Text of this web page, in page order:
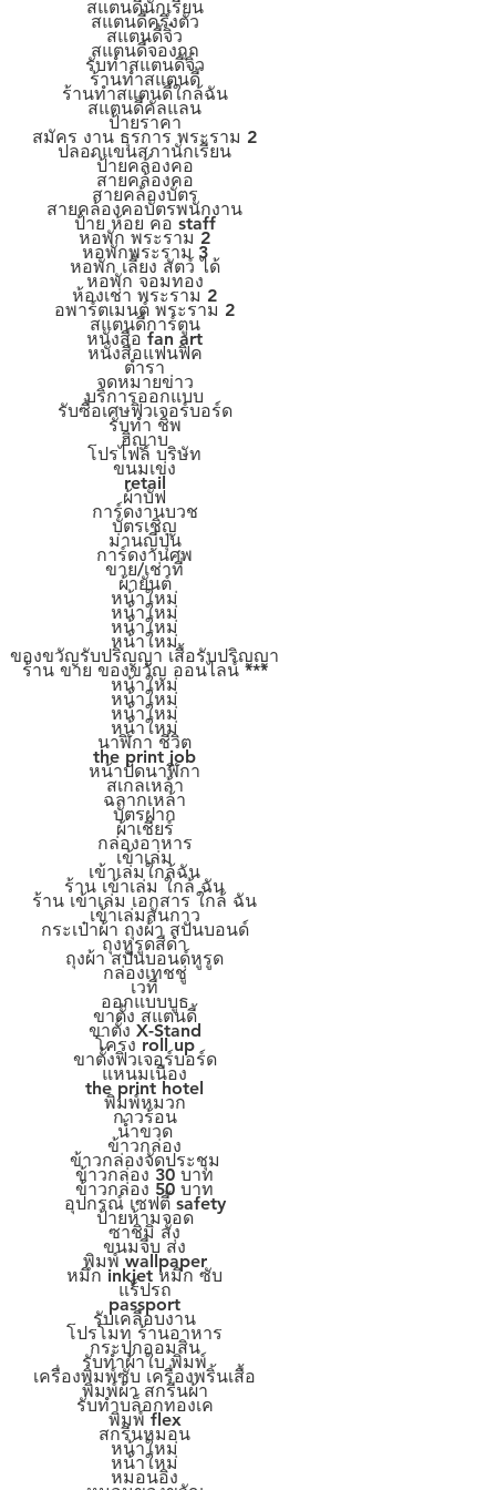
สแตนดี้นักเรียน
สแตนดี้ครึ่งตัว
สแตนดี้จิ๋ว
สแตนดี้จองกุก
รับทำสแตนดี้จิ๋ว
ร้านทำสแตนดี้
ร้านทำสแตนดี้ใกล้ฉัน
สแตนดี้คัลแลน
ป้ายราคา
สมัคร งาน ธุรการ พระราม 2
ปลอกแขนสภานักเรียน
้ป้ายคล้องคอ
สายคล้องคอ
สายคล้องบัตร
สายคล้องคอบัตรพนักงาน
ป้าย ห้อย คอ staff
หอพัก พระราม 2
หอพักพระราม 3
หอพัก เลี้ยง สัตว์ ได้
หอพัก จอมทอง
ห้องเช่า พระราม 2
อพาร์ตเมนต์ พระราม 2
สแตนดี้การ์ตูน
หนังสือ fan art
หนังสือแฟนฟิค
ตำรา
จดหมายข่าว
บริการออกแบบ
รับซื้อเศษฟิวเจอร์บอร์ด
รับทำ ชิพ
ฮิญาบ
โปรไฟล์ บริษัท
ขนมเข่ง
retail
ผ้าบัฟ
การ์ดงานบวช
บัตรเชิญ
ม่านญี่ปุ่น
การ์ดงานศพ
ขาย/เช่าที่
ผ้ายันต์
หน้าใหม่
หน้าใหม่
หน้าใหม่
หน้าใหม่
ของขวัญรับปริญญา เสื้อรับปริญญา
ร้าน ขาย ของขวัญ ออนไลน์ ***
หน้าใหม่
หน้าใหม่
หน้าใหม่
หน้าใหม่
นาฬิกา ชีวิต
the print job
หน้าปัดนาฬิกา
สเกลเหล้า
ฉลากเหล้า
บัตรฝาก
ผ้าเชียร์
กล่องอาหาร
เข้าเล่ม
เข้าเล่มใกล้ฉัน
ร้าน เข้าเล่ม ใกล้ ฉัน
ร้าน เข้าเล่ม เอกสาร ใกล้ ฉัน
เข้าเล่มสันกาว
กระเป๋าผ้า ถุงผ้า สปันบอนด์
ถุงหูรูดสีดำ
ถุงผ้า สปันบอนด์หูรูด
กล่องเทชชู่
เวที
ออกแบบบูธ
ขาตั้ง สแตนดี้
ขาตั้ง X-Stand
โครง roll up
ขาตั้งฟิวเจอร์บอร์ด
แหนมเนือง
the print hotel
พิมพ์หมวก
กาวร้อน
น้ำขวด
ข้าวกล่อง
ข้าวกล่องจัดประชุม
ข้าวกล่อง 30 บาท
ข้าวกล่อง 50 บาท
อุปกรณ์ เซฟตี้ safety
ป้ายห้ามจอด
ซาชิมิ สั่ง
ขนมจีบ ส่ง
พิมพ์ wallpaper
หมึก inkjet หมึก ซับ
แร็ปรถ
passport
รับเคลือบงาน
โปรโมท ร้านอาหาร
กระปุกออมสิน
รับทำผ้าใบ พิมพ์
เครื่องพิมพ์ซับ เครื่องพริ้นเสื้อ
พิมพ์ผ้า สกรีนผ้า
รับทำบล็อกทองเค
พิมพ์ flex
สกรีนหมอน
หน้าใหม่
หน้าใหม่
หมอนอิง